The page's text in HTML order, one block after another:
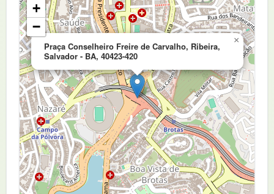
Praça Conselheiro Freire de Carvalho, Ribeira,
Salvador - BA, 40423-420
×
+
−